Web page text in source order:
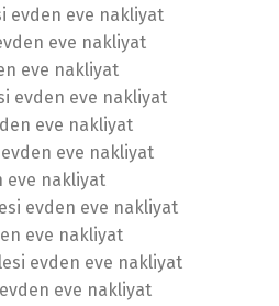
evden eve nakliyat
eve nakliyat
eve nakliyat
evden eve nakliyat
eve nakliyat
eve nakliyat
eve nakliyat
evden eve nakliyat
eve nakliyat
evden eve nakliyat
eve nakliyat